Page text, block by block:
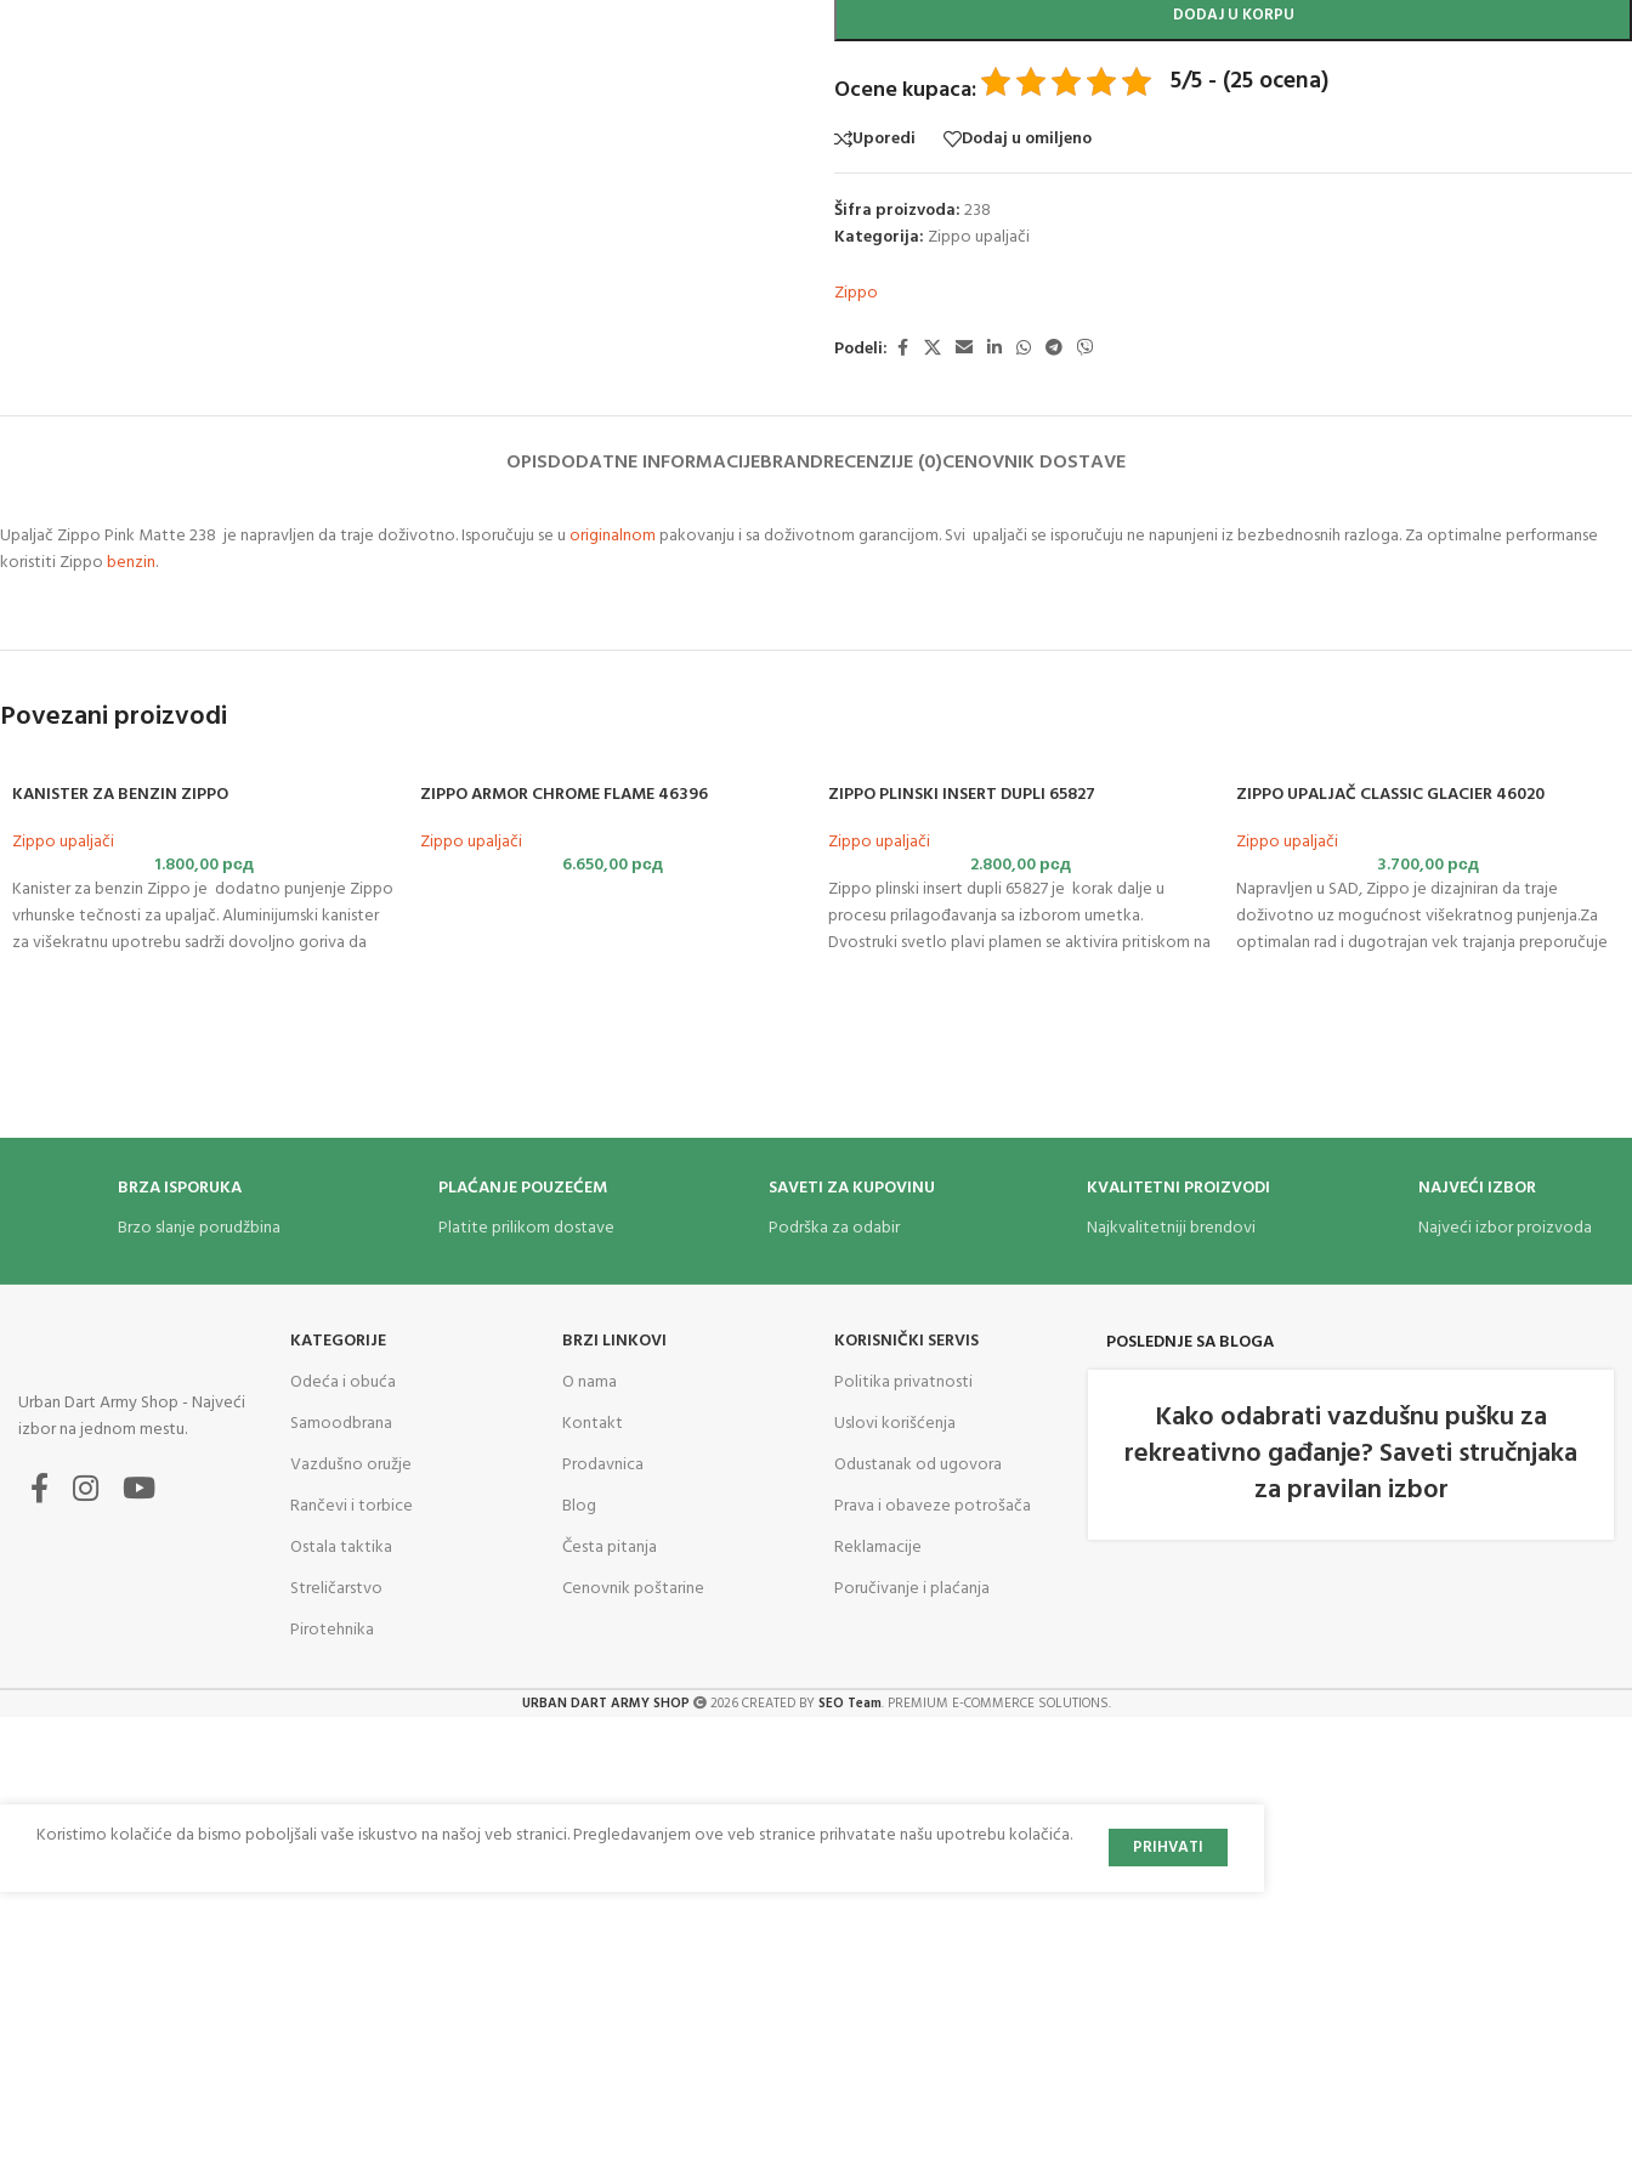
DODAJ U KORPU
Ocene kupaca: 5/5 - (25 ocena)
Uporedi Dodaj u omiljeno
Šifra proizvoda:238
Kategorija: Zippo upaljači
Zippo
Podeli:
OPISDODATNE INFORMACIJEBRANDRECENZIJE (0)CENOVNIK DOSTAVE
Upaljač Zippo Pink Matte 238 je napravljen da traje doživotno. Isporučuju se uoriginalnom pakovanju i sa doživotnom garancijom. Svi upaljači se isporučuju ne napunjeni iz bezbednosnih razloga. Za optimalne performanse
koristiti Zippobenzin.
Povezani proizvodi
KANISTER ZA BENZIN ZIPPO
Zippo upaljači
1.800,00рсд
Kanister za benzin Zippo je dodatno punjenje Zippo
vrhunske tečnosti za upaljač. Aluminijumski kanister
za višekratnu upotrebu sadrži dovoljno goriva da
ZIPPO ARMOR CHROME FLAME 46396
Zippo upaljači
6.650,00рсд
ZIPPO PLINSKI INSERT DUPLI 65827
Zippo upaljači
2.800,00рсд
Zippo plinski insert dupli 65827 je korak dalje u
procesu prilagođavanja sa izborom umetka.
Dvostruki svetlo plavi plamen se aktivira pritiskom na
ZIPPO UPALJAČ CLASSIC GLACIER 46020
Zippo upaljači
3.700,00рсд
Napravljen u SAD, Zippo je dizajniran da traje
doživotno uz mogućnost višekratnog punjenja.Za
optimalan rad i dugotrajan vek trajanja preporučuje
BRZA ISPORUKA
Brzo slanje porudžbina
PLAĆANJE POUZEĆEM
Platite prilikom dostave
SAVETI ZA KUPOVINU
Podrška za odabir
KVALITETNI PROIZVODI
Najkvalitetniji brendovi
NAJVEĆI IZBOR
Najveći izbor proizvoda
Urban Dart Army Shop - Najveći
izbor na jednom mestu.
KATEGORIJE
Odeća i obuća
Samoodbrana
Vazdušno oružje
Rančevi i torbice
Ostala taktika
Streličarstvo
Pirotehnika
BRZI LINKOVI
O nama
Kontakt
Prodavnica
Blog
Česta pitanja
Cenovnik poštarine
KORISNIČKI SERVIS
Politika privatnosti
Uslovi korišćenja
Odustanak od ugovora
Prava i obaveze potrošača
Reklamacije
Poručivanje i plaćanja
POSLEDNJE SA BLOGA
Kako odabrati vazdušnu pušku za
rekreativno gađanje? Saveti stručnjaka
za pravilan izbor
URBAN DART ARMY SHOP 2026 CREATED BYSEO Team. PREMIUM E-COMMERCE SOLUTIONS.
Koristimo kolačiće da bismo poboljšali vaše iskustvo na našoj veb stranici. Pregledavanjem ove veb stranice prihvatate našu upotrebu kolačića. PRIHVATI